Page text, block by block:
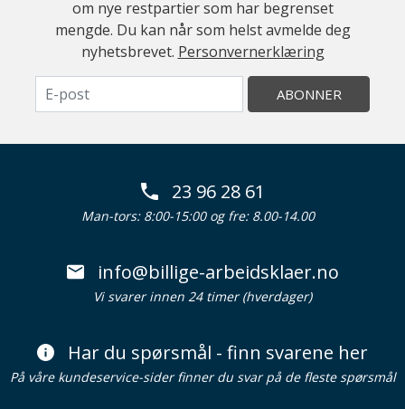
om nye restpartier som har begrenset
mengde. Du kan når som helst avmelde deg
nyhetsbrevet. Personvernerklæring
ABONNER
23 96 28 61
Man-tors: 8:00-15:00 og fre: 8.00-14.00
info@billige-arbeidsklaer.no
Vi svarer innen 24 timer (hverdager)
Har du spørsmål - finn svarene her
På våre kundeservice-sider finner du svar på de fleste spørsmål